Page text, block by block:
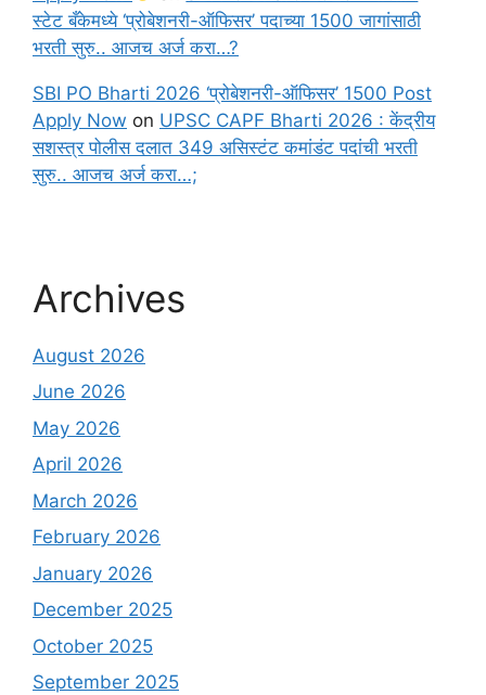
स्टेट बँकेमध्ये ‘प्रोबेशनरी-ऑफिसर’ पदाच्या 1500 जागांसाठी
भरती सुरु.. आजच अर्ज करा…?
SBI PO Bharti 2026 ‘प्रोबेशनरी-ऑफिसर’ 1500 Post
Apply Now on UPSC CAPF Bharti 2026 : केंद्रीय
सशस्त्र पोलीस दलात 349 असिस्टंट कमांडंट पदांची भरती
सुरु.. आजच अर्ज करा…;
Archives
August 2026
June 2026
May 2026
April 2026
March 2026
February 2026
January 2026
December 2025
October 2025
September 2025